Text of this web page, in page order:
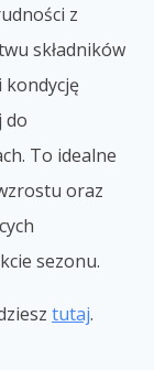
z
składników
kondycję
do
To idealne
oraz
sezonu.
tutaj.